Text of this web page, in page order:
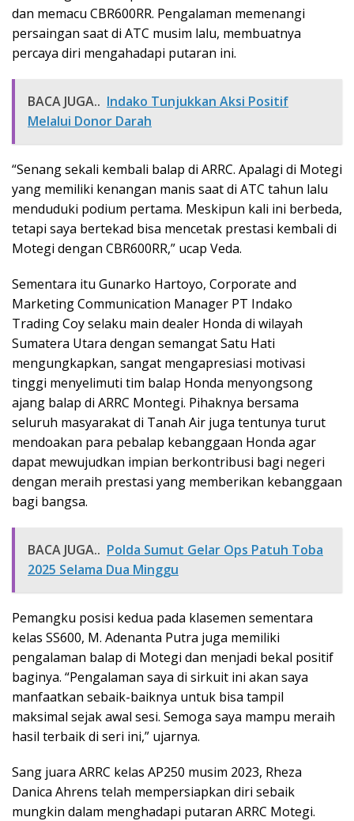
dan memacu CBR600RR. Pengalaman memenangi
persaingan saat di ATC musim lalu, membuatnya
percaya diri mengahadapi putaran ini.
BACA JUGA.. Indako Tunjukkan Aksi Positif
Melalui Donor Darah
“Senang sekali kembali balap di ARRC. Apalagi di Motegi
yang memiliki kenangan manis saat di ATC tahun lalu
menduduki podium pertama. Meskipun kali ini berbeda,
tetapi saya bertekad bisa mencetak prestasi kembali di
Motegi dengan CBR600RR,” ucap Veda.
Sementara itu Gunarko Hartoyo, Corporate and
Marketing Communication Manager PT Indako
Trading Coy selaku main dealer Honda di wilayah
Sumatera Utara dengan semangat Satu Hati
mengungkapkan, sangat mengapresiasi motivasi
tinggi menyelimuti tim balap Honda menyongsong
ajang balap di ARRC Montegi. Pihaknya bersama
seluruh masyarakat di Tanah Air juga tentunya turut
mendoakan para pebalap kebanggaan Honda agar
dapat mewujudkan impian berkontribusi bagi negeri
dengan meraih prestasi yang memberikan kebanggaan
bagi bangsa.
BACA JUGA.. Polda Sumut Gelar Ops Patuh Toba
2025 Selama Dua Minggu
Pemangku posisi kedua pada klasemen sementara
kelas SS600, M. Adenanta Putra juga memiliki
pengalaman balap di Motegi dan menjadi bekal positif
baginya. “Pengalaman saya di sirkuit ini akan saya
manfaatkan sebaik-baiknya untuk bisa tampil
maksimal sejak awal sesi. Semoga saya mampu meraih
hasil terbaik di seri ini,” ujarnya.
Sang juara ARRC kelas AP250 musim 2023, Rheza
Danica Ahrens telah mempersiapkan diri sebaik
mungkin dalam menghadapi putaran ARRC Motegi.